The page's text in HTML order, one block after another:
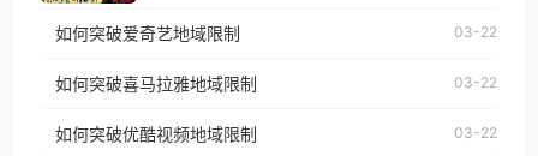
台湾、美国、加拿大、澳大利亚、欧洲等国家和地区
权限制所困扰。
播放”的提示语。 海外用户如香港、澳门、台湾、美
制问题，且仅能在中国大陆地区播放。 遇到这个问题
如何突破爱奇艺地域限制 03-22
如何突破喜马拉雅地域限制 03-22
如何突破优酷视频地域限制 03-22